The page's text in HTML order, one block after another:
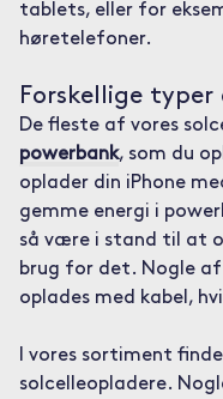
tablets, eller for
høretelefoner.
Forskellige
De fleste af vores
powerbank, som du
oplader din iPhone
gemme energi i
så være i stand til at
brug for det. Nogle af
oplades med kabel,
I vores sortiment
solcelleopladere.